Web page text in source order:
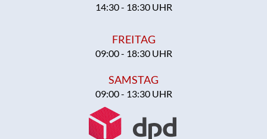
14:30 - 18:30 UHR
FREITAG
09:00 - 18:30 UHR
SAMSTAG
09:00 - 13:30 UHR